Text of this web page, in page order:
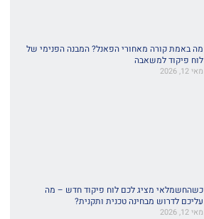
מה באמת קורה מאחורי הפאנל? המבנה הפנימי של
לוח פיקוד למשאבה
מאי 12, 2026
כשהחשמלאי מציג לכם לוח פיקוד חדש – מה
עליכם לדרוש מבחינה טכנית ותקנית?
מאי 12, 2026